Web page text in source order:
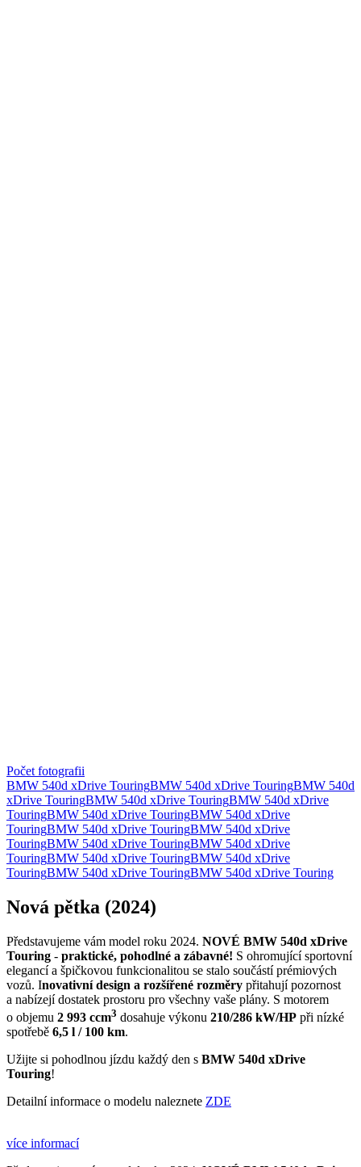
Počet fotografii
BMW 540d xDrive TouringBMW 540d xDrive TouringBMW 540d
xDrive TouringBMW 540d xDrive TouringBMW 540d xDrive
TouringBMW 540d xDrive TouringBMW 540d xDrive
TouringBMW 540d xDrive TouringBMW 540d xDrive
TouringBMW 540d xDrive TouringBMW 540d xDrive
TouringBMW 540d xDrive TouringBMW 540d xDrive
TouringBMW 540d xDrive TouringBMW 540d xDrive Touring
Nová pětka (2024)
Představujeme vám model roku 2024. NOVÉ BMW 540d xDrive
Touring - praktické, pohodlné a zábavné! S ohromující sportovní
elegancí a špičkovou funkcionalitou se stalo součástí prémiových
vozů. Inovativní design a rozšířené rozměry přitahují pozornost
a nabízejí dostatek prostoru pro všechny vaše plány. S motorem
o objemu 2 993 ccm3 dosahuje výkonu 210/286 kW/HP při nízké
spotřebě 6,5 l / 100 km.
Užijte si pohodlnou jízdu každý den s BMW 540d xDrive
Touring!
Detailní informace o modelu naleznete ZDE
více informací